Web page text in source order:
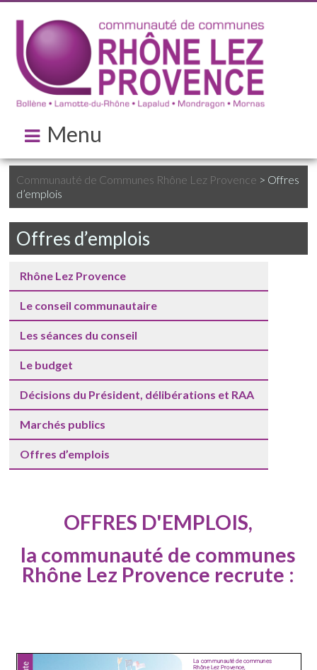
Menu
Communauté de Communes Rhône Lez Provence > Offres
d’emplois
Offres d’emplois
Rhône Lez Provence
Le conseil communautaire
Les séances du conseil
Le budget
Décisions du Président, délibérations et RAA
Marchés publics
Offres d’emplois
OFFRES D'EMPLOIS,
la communauté de communes
Rhône Lez Provence recrute :